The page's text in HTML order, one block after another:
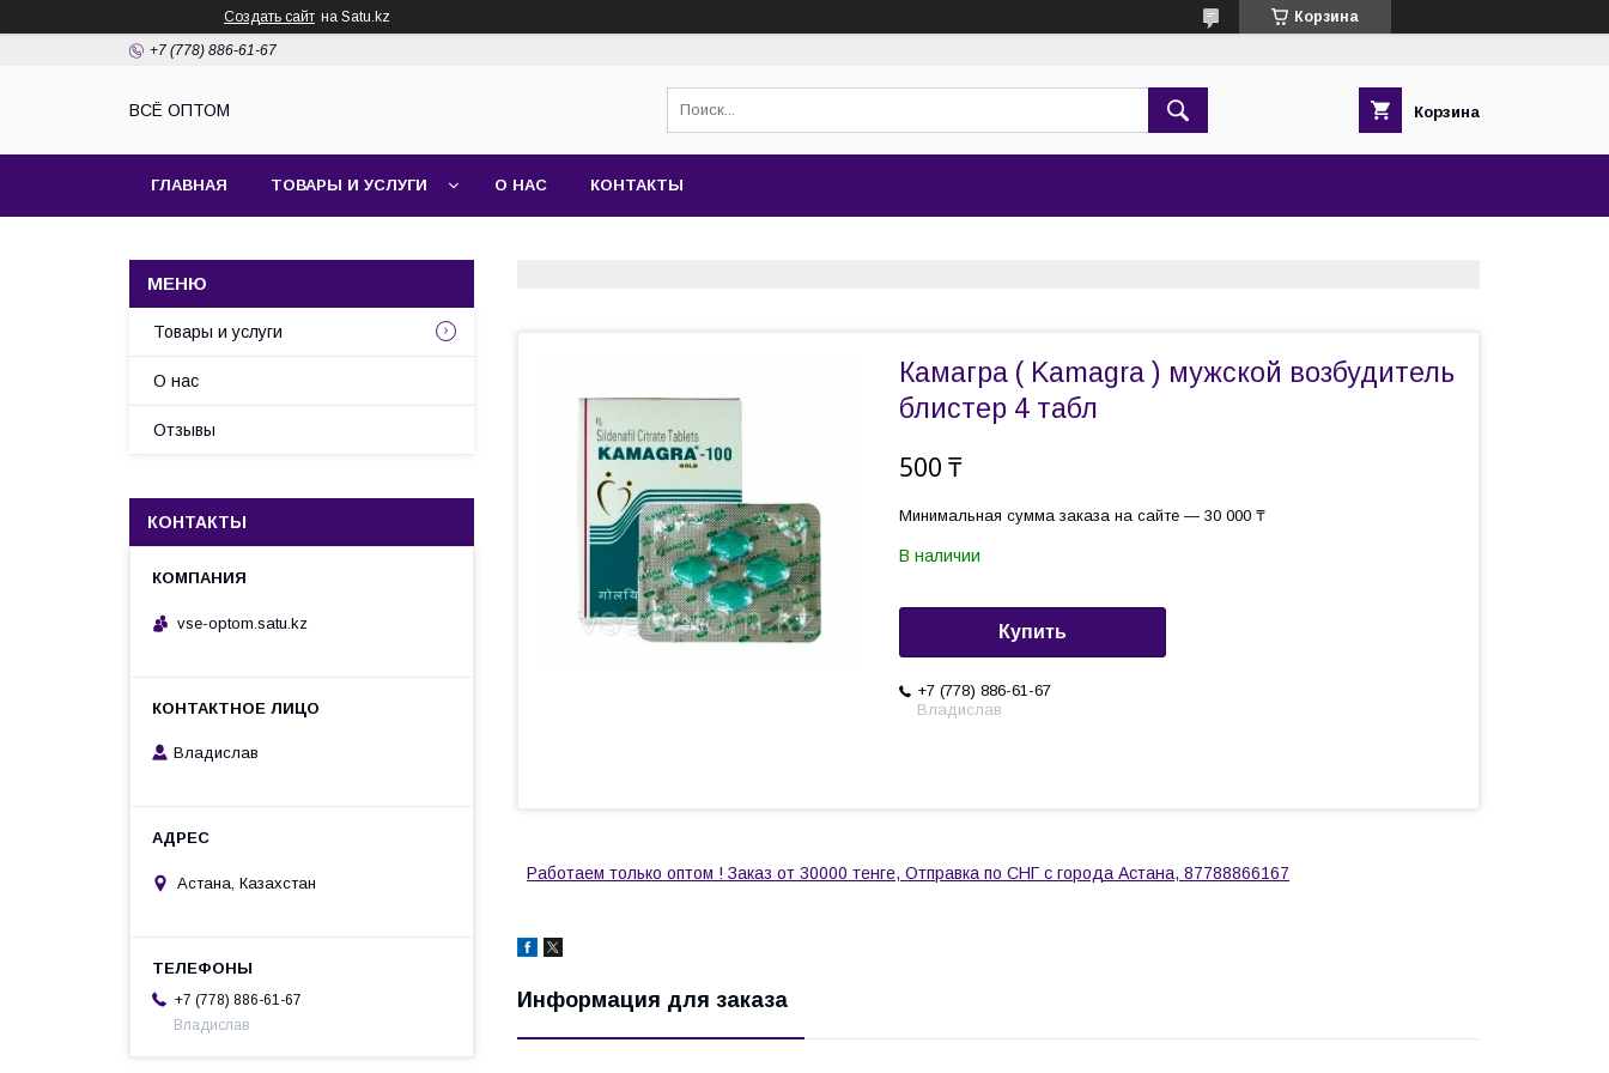
Создать сайт на Satu.kz Корзина
+7 (778) 886-61-67
ВСЁ ОПТОМ Корзина
ГЛАВНАЯ ТОВАРЫ И УСЛУГИ О НАС КОНТАКТЫ
Камагра ( Kamagra ) мужской возбудитель
блистер 4 табл
500 ₸
Минимальная сумма заказа на сайте — 30 000 ₸
В наличии
Купить
+7 (778) 886-61-67
Владислав
Работаем только оптом ! Заказ от 30000 тенге, Отправка по СНГ с города Астана, 87788866167
Информация для заказа
Товары и услуги
О нас
Отзывы
КОНТАКТЫ
vse-optom.satu.kz
Владислав
Астана, Казахстан
+7 (778) 886-61-67
Владислав